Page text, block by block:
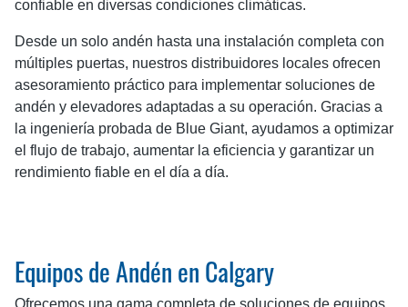
confiable en diversas condiciones climáticas.
Desde un solo andén hasta una instalación completa con
múltiples puertas, nuestros distribuidores locales ofrecen
asesoramiento práctico para implementar soluciones de
andén y elevadores adaptadas a su operación. Gracias a
la ingeniería probada de Blue Giant, ayudamos a optimizar
el flujo de trabajo, aumentar la eficiencia y garantizar un
rendimiento fiable en el día a día.
Equipos de Andén en Calgary
Ofrecemos una gama completa de soluciones de equipos